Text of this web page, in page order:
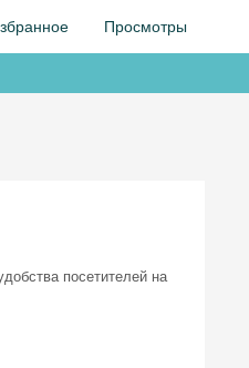
Просмотры
посетителей на